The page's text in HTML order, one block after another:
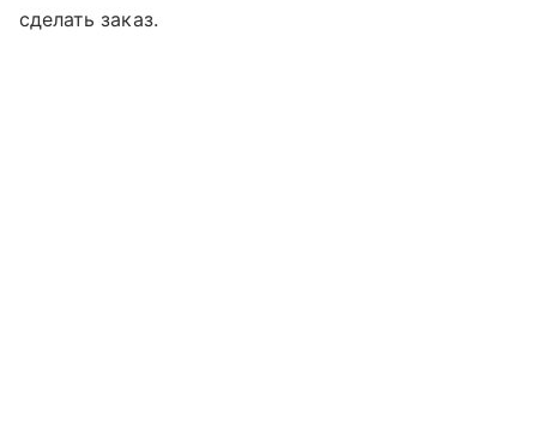
сделать заказ.